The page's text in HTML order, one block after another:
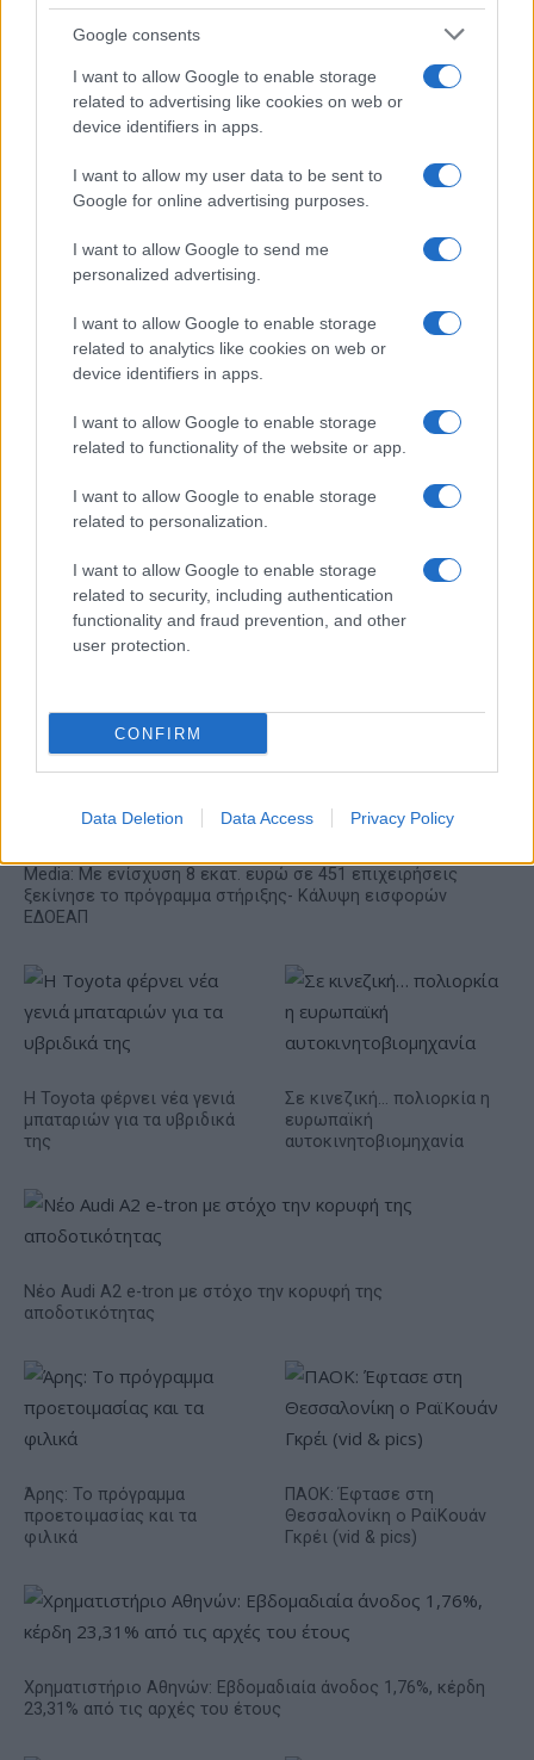
Google consents
I want to allow Google to enable storage
related to advertising like cookies on web or
device identifiers in apps.
I want to allow my user data to be sent to
Google for online advertising purposes.
I want to allow Google to send me
personalized advertising.
I want to allow Google to enable storage
related to analytics like cookies on web or
device identifiers in apps.
I want to allow Google to enable storage
related to functionality of the website or app.
I want to allow Google to enable storage
related to personalization.
I want to allow Google to enable storage
related to security, including authentication
functionality and fraud prevention, and other
user protection.
CONFIRM
Data Deletion Data Access Privacy Policy
Live στις 16:00, ο αγώνας
της Εθνικής Νεανίδων
απέναντι στην Ισλανδία
Στα 15 δισ. ευρώ ο στόχος
κερδοφορίας των
τραπεζών το α΄ εξάμηνο
Όμιλος ΔΕΗ: Νέα συμφωνία για χαρτοφυλάκιο έργων ΑΠΕ
άνω των 2 GW σε Πολωνία και Ουγγαρία
Fourlis: Συμφωνία για την
πώληση συμμετοχής στο
Sofia South Ring Mall έναντι
49,35 εκατ. ευρώ
ΣΚΑΪ: Ολοκληρώθηκε η
θητεία του Γρηγόρη
Media: Με ενίσχυση 8 εκατ. ευρώ σε 451 επιχειρήσεις
ξεκίνησε το πρόγραμμα στήριξης- Κάλυψη εισφορών
ΕΔΟΕΑΠ
Η Toyota φέρνει νέα γενιά
μπαταριών για τα υβριδικά
της
Σε κινεζική… πολιορκία η
ευρωπαϊκή
αυτοκινητοβιομηχανία
Νέο Audi A2 e-tron με στόχο την κορυφή της
αποδοτικότητας
Άρης: Το πρόγραμμα
προετοιμασίας και τα
φιλικά
ΠΑΟΚ: Έφτασε στη
Θεσσαλονίκη ο ΡαϊΚουάν
Γκρέι (vid & pics)
Χρηματιστήριο Αθηνών: Εβδομαδιαία άνοδος 1,76%, κέρδη
23,31% από τις αρχές του έτους